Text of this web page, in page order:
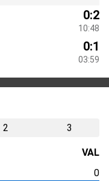
0:2
10:48
0:1
03:59
2 3
VAL
0